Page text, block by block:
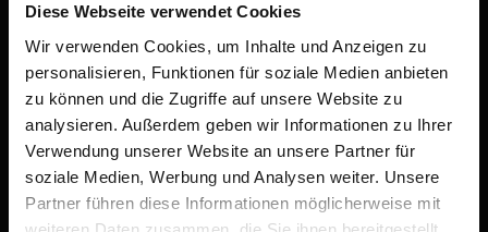
Diese Webseite verwendet Cookies
Wir verwenden Cookies, um Inhalte und Anzeigen zu
personalisieren, Funktionen für soziale Medien anbieten
zu können und die Zugriffe auf unsere Website zu
analysieren. Außerdem geben wir Informationen zu Ihrer
Verwendung unserer Website an unsere Partner für
soziale Medien, Werbung und Analysen weiter. Unsere
Partner führen diese Informationen möglicherweise mit
E-Mobilität
Gebrauchtwagen
Saisonale Sonderangebote
Kleinwagen
SUV
GESCHÄFTSKUNDEN